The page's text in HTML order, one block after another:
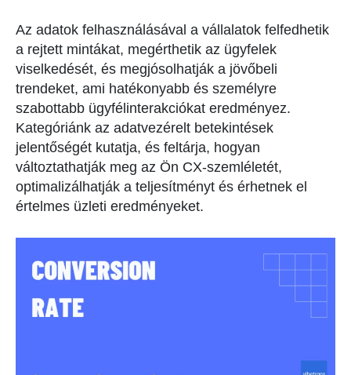
Az adatok felhasználásával a vállalatok felfedhetik
a rejtett mintákat, megérthetik az ügyfelek
viselkedését, és megjósolhatják a jövőbeli
trendeket, ami hatékonyabb és személyre
szabottabb ügyfélinterakciókat eredményez.
Kategóriánk az adatvezérelt betekintések
jelentőségét kutatja, és feltárja, hogyan
változtathatják meg az Ön CX-szemléletét,
optimalizálhatják a teljesítményt és érhetnek el
értelmes üzleti eredményeket.